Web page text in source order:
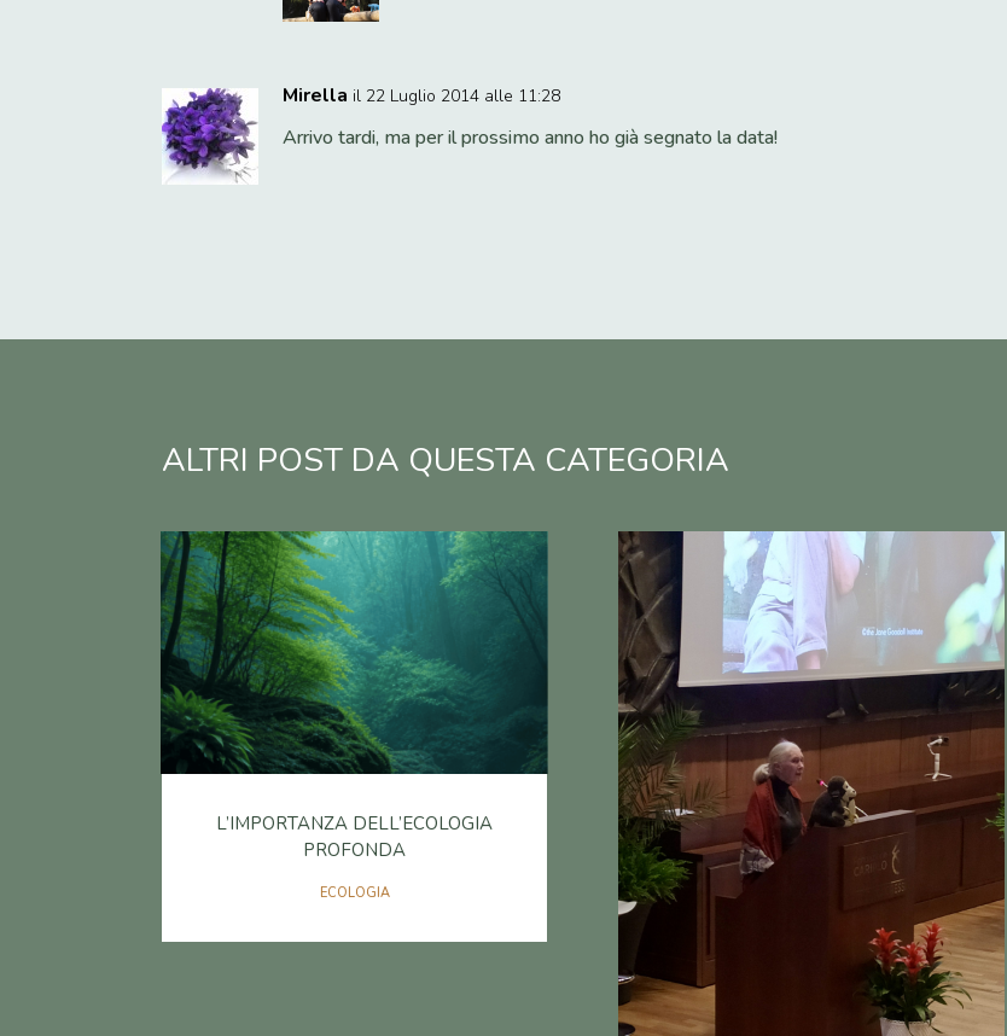
Mirella il 22 Luglio 2014 alle 11:28
Arrivo tardi, ma per il prossimo anno ho già segnato la data!
ALTRI POST DA QUESTA CATEGORIA
L’IMPORTANZA DELL’ECOLOGIA
PROFONDA
ECOLOGIA